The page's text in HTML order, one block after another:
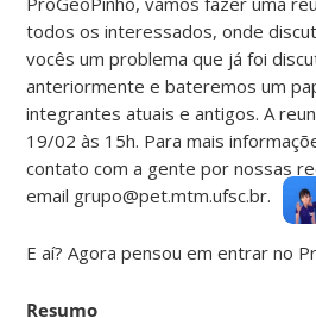
todos os interessados, onde
vocês um problema que já foi
anteriormente e bateremos um
integrantes atuais e antigos. A
19/02 às 15h. Para mais
contato com a gente por nossas
email grupo@pet.mtm.ufsc.br.
E aí? Agora pensou em entrar no
Resumo